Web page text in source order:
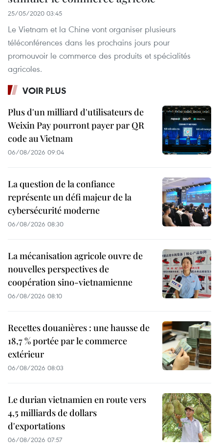
25/05/2020 03:45
Le Vietnam et la Chine vont organiser plusieurs
téléconférences dans les prochains jours pour
promouvoir le commerce des produits et spécialités
agricoles.
VOIR PLUS
Plus d'un milliard d'utilisateurs de
Weixin Pay pourront payer par QR
code au Vietnam
06/08/2026 09:04
La question de la confiance
représente un défi majeur de la
cybersécurité moderne
06/08/2026 08:30
La mécanisation agricole ouvre de
nouvelles perspectives de
coopération sino-vietnamienne
06/08/2026 08:10
Recettes douanières : une hausse de
18,7 % portée par le commerce
extérieur
06/08/2026 08:03
Le durian vietnamien en route vers
4,5 milliards de dollars
d'exportations
06/08/2026 07:57